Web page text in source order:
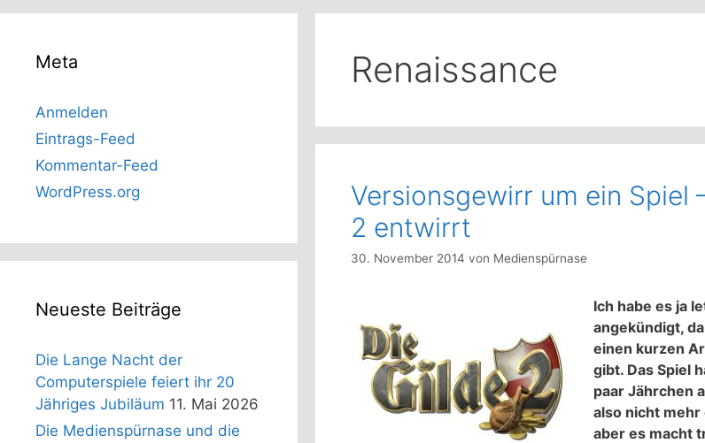
Renaissance
Versionsgewirr um ein Spiel
2 entwirrt
30. November 2014 von Medienspürnase
Ich habe es ja
angekündigt,
einen kurzen
gibt. Das Spiel
paar Jährchen
also nicht
aber es macht
Meta
Anmelden
Eintrags-Feed
Kommentar-Feed
WordPress.org
Neueste Beiträge
Die Lange Nacht der
Computerspiele feiert ihr 20
Jähriges Jubiläum 11. Mai 2026
Die Medienspürnase und die